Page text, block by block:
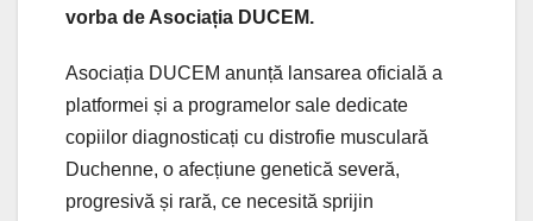
vorba de Asociația DUCEM.
Asociația DUCEM anunță lansarea oficială a
platformei și a programelor sale dedicate
copiilor diagnosticați cu distrofie musculară
Duchenne, o afecțiune genetică severă,
progresivă și rară, ce necesită sprijin